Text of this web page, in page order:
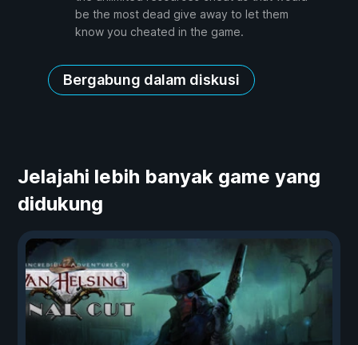
be the most dead give away to let them
know you cheated in the game.
Bergabung dalam diskusi
Jelajahi lebih banyak game yang
didukung